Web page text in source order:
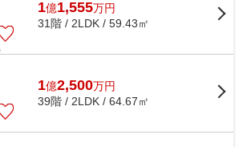
1億1,555万円
31階 / 2LDK / 59.43㎡
1億2,500万円
39階 / 2LDK / 64.67㎡